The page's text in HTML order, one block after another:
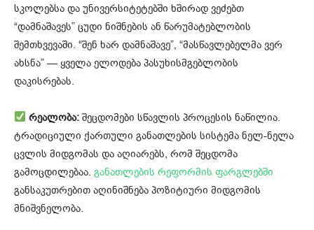
სკოლებსა და უნივერსიტეტებში ხშირად ვეძებთ
“დამნაშავეს” ცუდი ნიშნების ან წარუმატებლობის
შემთხვევაში. “შენ ხარ დამნაშავე”, “მასწავლებელმა ვერ
ახსნა” — ყველა ელოდება პასუხისმგებლობის
დაკისრებას.
რეალობა: შეცდომები სწავლის პროცესის ნაწილია.
ტრადიციული ქართული განათლების სისტემა ნელ-ნელა
ცვლის მიდგომას და აღიარებს, რომ შეცდომა
გამოცდილებაა. განათლების რეფორმის ფარგლებში
განსაკუთრებით აღინიშნება პოზიტიური მიდგომის
მნიშვნელობა.